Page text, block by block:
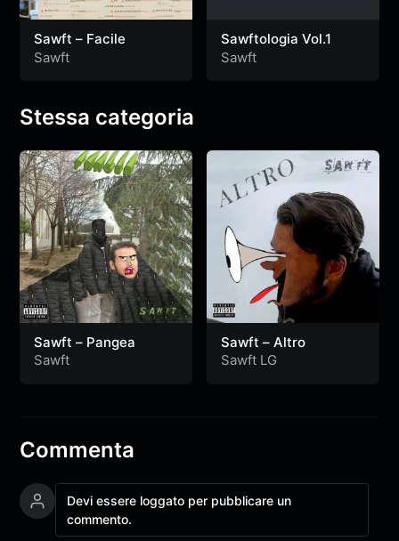
Sawft – Facile
Sawft
Sawftologia Vol.1
Sawft
Stessa categoria
Sawft – Pangea
Sawft
Sawft – Altro
Sawft LG
Commenta
Devi essere loggato per pubblicare un
commento.